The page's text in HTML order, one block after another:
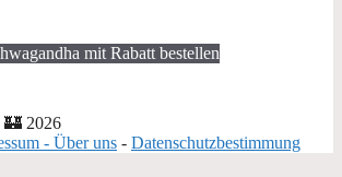
mit Rabatt bestellen
🏰 2026
- Über uns - Datenschutzbestimmung